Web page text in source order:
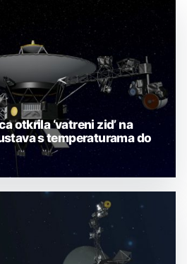
otkrila ‘vatreni zid’ na
s temperaturama do